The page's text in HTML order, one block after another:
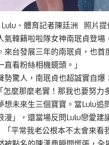
、體育記者陳廷洲 照片提
氣韓籍啦啦隊女神南珉貞登場
來台發展三年的南珉貞，也
看粉絲相機鏡頭。」
驚人，南珉貞也超誠實自
麼那麼老實！那我也要努力
未來生三個寶寶。當Lulu追
」，還當場反問Lulu戀愛建
平常我老公根本不太會來